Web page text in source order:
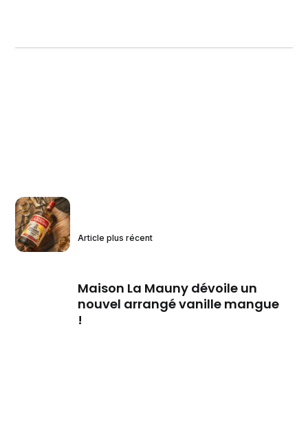
Article plus récent
Maison La Mauny dévoile un
nouvel arrangé vanille mangue
!